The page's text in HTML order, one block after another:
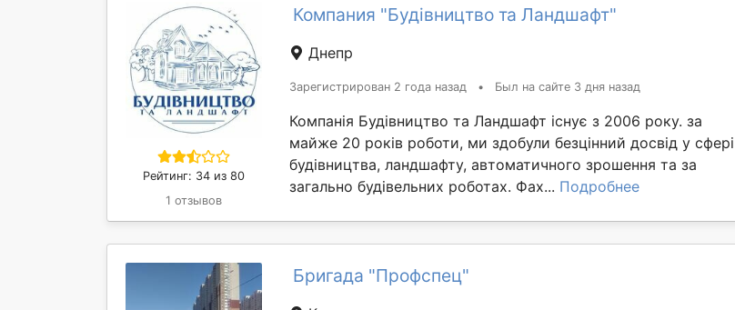
Рейтинг: 34 из 80
1 отзывов
Компания "Будівництво та Ландшафт"
Днепр
Зарегистрирован 2 года назад • Был на сайте 3 дня назад
Компанія Будівництво та Ландшафт існує з 2006 року. за
майже 20 років роботи, ми здобули безцінний досвід у сфері
будівництва, ландшафту, автоматичного зрошення та за
загально будівельних роботах. Фах... Подробнее
Бригада "Профспец"